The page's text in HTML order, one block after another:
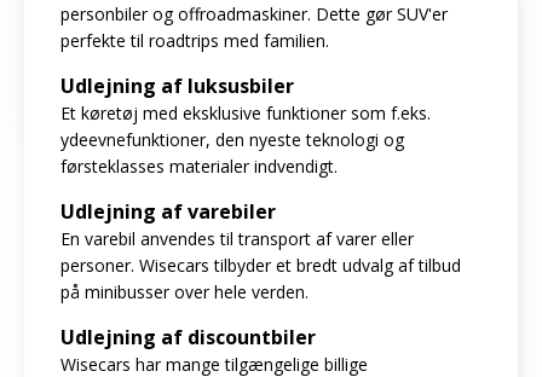
personbiler og offroadmaskiner. Dette gør SUV'er
perfekte til roadtrips med familien.
Udlejning af luksusbiler
Et køretøj med eksklusive funktioner som f.eks.
ydeevnefunktioner, den nyeste teknologi og
førsteklasses materialer indvendigt.
Udlejning af varebiler
En varebil anvendes til transport af varer eller
personer. Wisecars tilbyder et bredt udvalg af tilbud
på minibusser over hele verden.
Udlejning af discountbiler
Wisecars har mange tilgængelige billige